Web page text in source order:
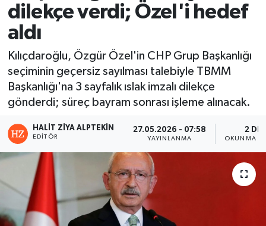
dilekçe verdi; Özel'i hedef
aldı
Kılıçdaroğlu, Özgür Özel'in CHP Grup Başkanlığı
seçiminin geçersiz sayılması talebiyle TBMM
Başkanlığı'na 3 sayfalık ıslak imzalı dilekçe
gönderdi; süreç bayram sonrası işleme alınacak.
HALIT ZIYA ALPTEKIN
EDITÖR
27.05.2026 - 07:58
YAYINLANMA
2 DK
OKUNMA